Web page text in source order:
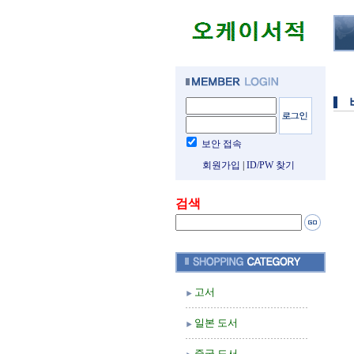
보안 접속
회원가입
ID/PW 찾기
검색
고서
일본 도서